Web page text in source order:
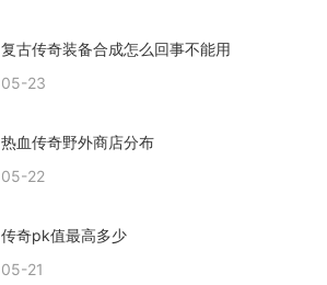
复古传奇装备合成怎么回事不能用
05-23
热血传奇野外商店分布
05-22
传奇pk值最高多少
05-21